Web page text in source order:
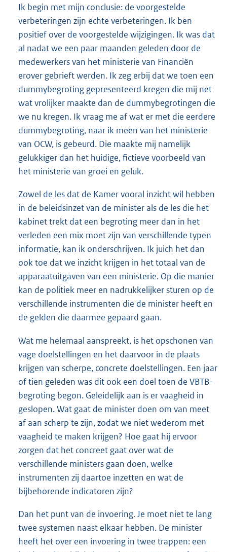
Ik begin met mijn conclusie: de voorgestelde
verbeteringen zijn echte verbeteringen. Ik ben
positief over de voorgestelde wijzigingen. Ik was dat
al nadat we een paar maanden geleden door de
medewerkers van het ministerie van Financiën
erover gebrieft werden. Ik zeg erbij dat we toen een
dummybegroting gepresenteerd kregen die mij net
wat vrolijker maakte dan de dummybegrotingen die
we nu kregen. Ik vraag me af wat er met die eerdere
dummybegroting, naar ik meen van het ministerie
van OCW, is gebeurd. Die maakte mij namelijk
gelukkiger dan het huidige, fictieve voorbeeld van
het ministerie van groei en geluk.
Zowel de les dat de Kamer vooral inzicht wil hebben
in de beleidsinzet van de minister als de les die het
kabinet trekt dat een begroting meer dan in het
verleden een mix moet zijn van verschillende typen
informatie, kan ik onderschrijven. Ik juich het dan
ook toe dat we inzicht krijgen in het totaal van de
apparaatuitgaven van een ministerie. Op die manier
kan de politiek meer en nadrukkelijker sturen op de
verschillende instrumenten die de minister heeft en
de gelden die daarmee gepaard gaan.
Wat me helemaal aanspreekt, is het opschonen van
vage doelstellingen en het daarvoor in de plaats
krijgen van scherpe, concrete doelstellingen. Een jaar
of tien geleden was dit ook een doel toen de VBTB-
begroting begon. Geleidelijk aan is er vaagheid in
geslopen. Wat gaat de minister doen om van meet
af aan scherp te zijn, zodat we niet wederom met
vaagheid te maken krijgen? Hoe gaat hij ervoor
zorgen dat het concreet gaat over wat de
verschillende ministers gaan doen, welke
instrumenten zij daartoe inzetten en wat de
bijbehorende indicatoren zijn?
Dan het punt van de invoering. Je moet niet te lang
twee systemen naast elkaar hebben. De minister
heeft het over een invoering in twee trappen: een